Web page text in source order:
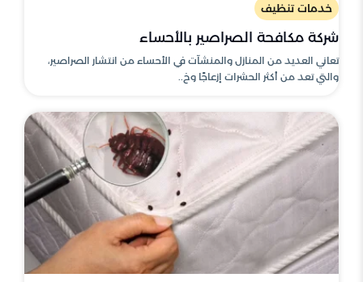
خدمات تنظيف
شركة مكافحة الصراصير بالأحساء
تعاني العديد من المنازل والمنشآت في الأحساء من انتشار الصراصير،
والتي تعد من أكثر الحشرات إزعاجًا وخ..